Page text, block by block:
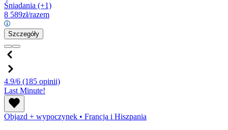
Śniadania (+1)
8 589zł/razem
Szczegóły
4.9/6 (185 opinii)
Last Minute!
Objazd + wypoczynek • Francja i Hiszpania